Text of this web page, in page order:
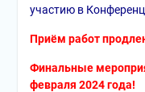
участию в
Приём работ
Финальные
февраля 2024 года!